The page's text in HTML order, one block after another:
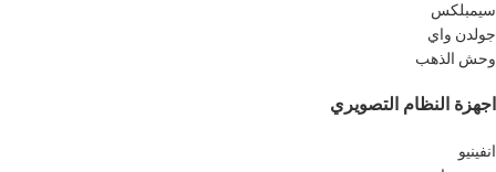
سيمبلكس
جولدن واي
وحش الذهب
اجهزة النظام التصويري
انفينيو